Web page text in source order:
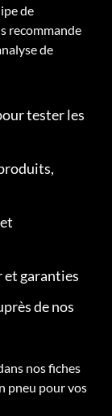
de
recommande
de
tester les
garanties
de nos
nos fiches
pneu pour vos